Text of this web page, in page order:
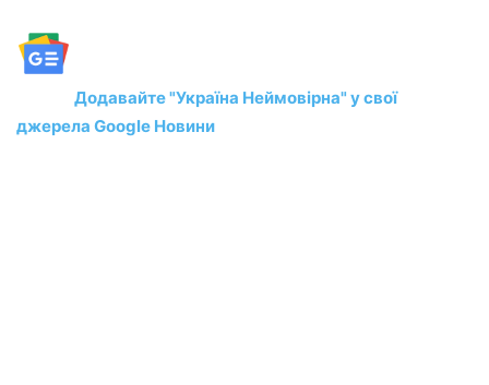
Додавайте "Україна Неймовірна" у свої
джерела Google Новини